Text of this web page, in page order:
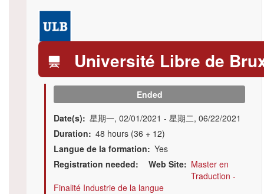
Logo
Université Libre de
Ended
Date(s)
星期一, 02/01/2021 - 星期二, 06/22/2021
Duration
48 hours (36 + 12)
Langue de la formation
Registration needed
Yes
Web Site
Master en
Traduction -
Finalité Industrie de la langue